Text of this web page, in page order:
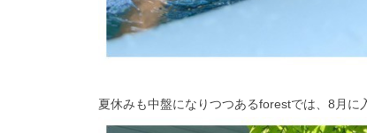
夏休みも中盤になりつつあるforestでは、8月に